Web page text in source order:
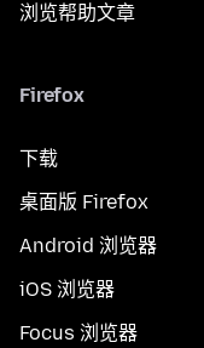
浏览帮助文章
Firefox
下载
桌面版 Firefox
Android 浏览器
iOS 浏览器
Focus 浏览器